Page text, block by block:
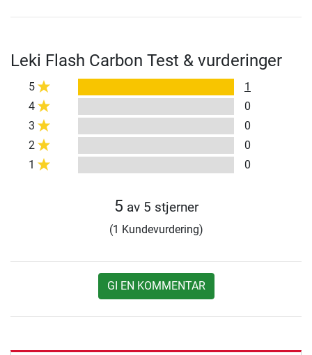
Leki Flash Carbon Test & vurderinger
5
1
4
0
3
0
2
0
1
0
5 av 5 stjerner
(1 Kundevurdering)
GI EN KOMMENTAR